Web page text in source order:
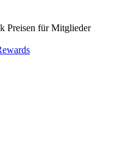
Preisen für Mitglieder